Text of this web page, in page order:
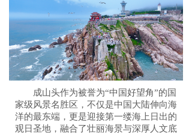
成山头作为被誉为“中国好望角”的国
家级风景名胜区，不仅是中国大陆伸向海
洋的最东端，更是迎接第一缕海上日出的
观日圣地，融合了壮丽海景与深厚人文底